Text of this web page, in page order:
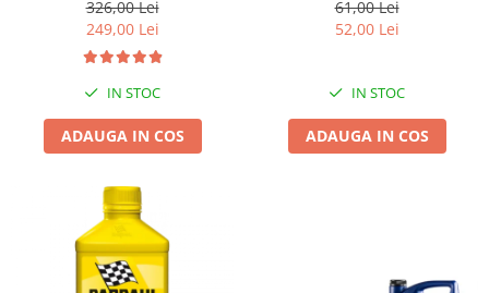
326,00 Lei
249,00 Lei
IN STOC
ADAUGA IN COS
61,00 Lei
52,00 Lei
IN STOC
ADAUGA IN COS